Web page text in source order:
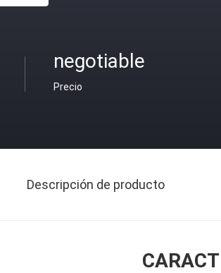
negotiable
Precio
Descripción de producto